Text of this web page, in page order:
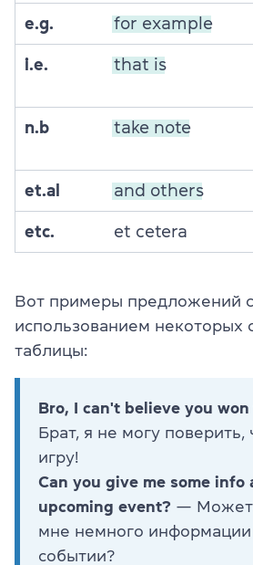
e.g. for example
i.e. that is
n.b take note
et.al and others
etc. et cetera
Вот примеры предложений с
использованием некоторых
таблицы:
Bro, I can't believe you won
Брат, я не могу поверить,
игру!
Can you give me some info
upcoming event? —
мне немного
событии?